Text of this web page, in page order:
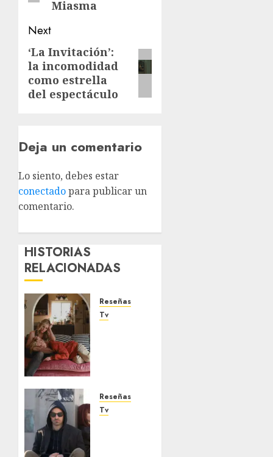
Miasma
Next
‘La Invitación’:
la incomodidad
como estrella
del espectáculo
Deja un comentario
Lo siento, debes estar
conectadopara publicar un
comentario.
HISTORIAS
RELACIONADAS
Reseñas
Tv
Nosotros
no
Reseñas
Tv